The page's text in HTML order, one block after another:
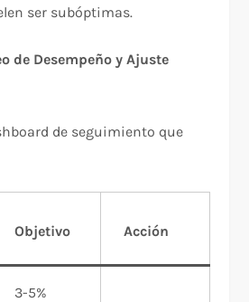
ser subóptimas.
de Desempeño y Ajuste
de seguimiento que
Objetivo Acción
3-5%